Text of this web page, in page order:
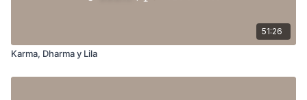
51:26
Karma, Dharma y Lila